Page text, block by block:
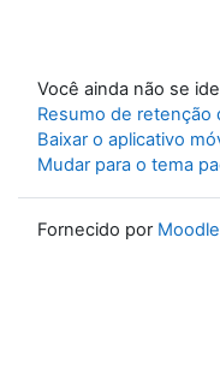
Você ainda não se
Resumo de retenção
Baixar o aplicativo
Mudar para o tema
Fornecido por Moodle